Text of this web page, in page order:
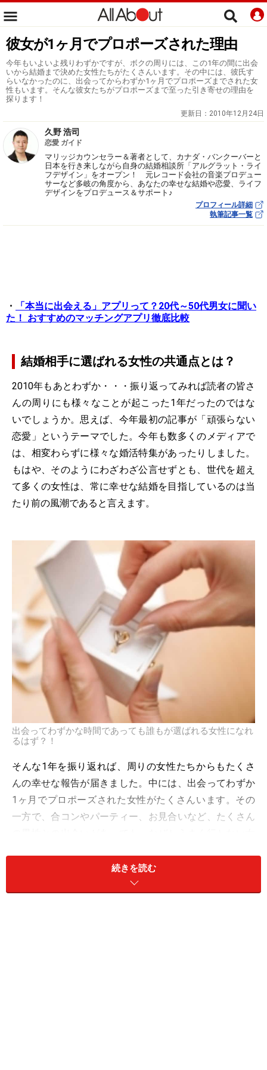
彼女が1ヶ月でプロポーズされた理由
今年もいよいよ残りわずかですが、ボクの周りには、この1年の間に出会
いから結婚まで決めた女性たちがたくさんいます。その中には、彼氏す
らいなかったのに、出会ってからわずか1ヶ月でプロポーズまでされた女
性もいます。そんな彼女たちがプロポーズまで至った引き寄せの理由を
探ります！
更新日： 2010年12月24日
久野 浩司
恋愛 ガイド
マリッジカウンセラー＆著者として、カナダ・バンクーバーと
日本を行き来しながら自身の結婚相談所「アルグラット・ライ
フデザイン」をオープン！ 元レコード会社の音楽プロデュー
サーなど多岐の角度から、あなたの幸せな結婚や恋愛、ライフ
デザインをプロデュース＆サポート♪
プロフィール詳細
執筆記事一覧
・
「本当に出会える」アプリって？20代～50代男女に聞い
た！ おすすめのマッチングアプリ徹底比較
結婚相手に選ばれる女性の共通点とは？
2010年もあとわずか・・・振り返ってみれば読者の皆さ
んの周りにも様々なことが起こった1年だったのではな
いでしょうか。思えば、今年最初の記事が「頑張らない
恋愛」というテーマでした。今年も数多くのメディアで
は、相変わらずに様々な婚活特集があったりしました。
もはや、そのようにわざわざ公言せずとも、世代を超え
て多くの女性は、常に幸せな結婚を目指しているのは当
たり前の風潮であると言えます。
出会ってわずかな時間であっても誰もが選ばれる女性になれ
るはず？！
そんな1年を振り返れば、周りの女性たちからもたくさ
んの幸せな報告が届きました。中には、出会ってわずか
1ヶ月でプロポーズされた女性がたくさんいます。その
一方で、合コンやパーティー、お見合いなど、たくさん
「出会ってから結婚まで至る・・・」とってもシンプル
続きを読む